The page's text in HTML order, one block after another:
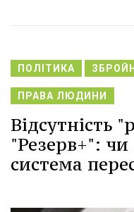
ПОЛІТИКА
ПРАВА ЛЮДИНИ
Відсутність
"Резерв+":
система